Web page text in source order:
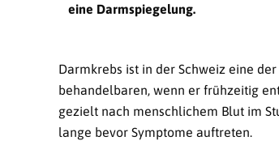
eine Darmspiegelung.
Darmkrebs ist in der Schweiz eine
behandelbaren, wenn er frühzeitig
gezielt nach menschlichem Blut im
lange bevor Symptome auftreten.